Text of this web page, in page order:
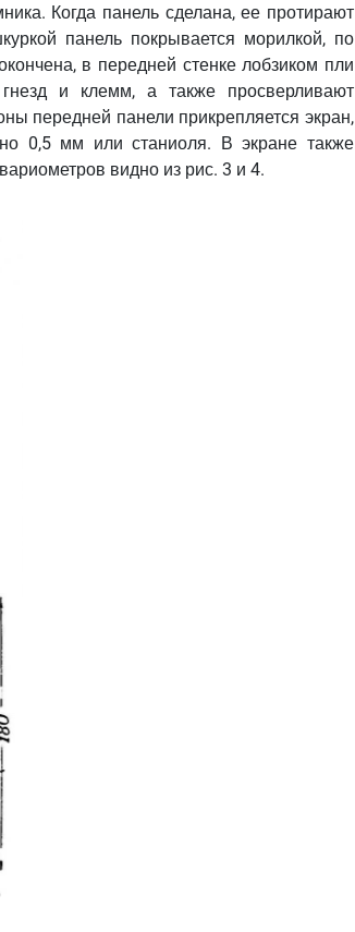
Когда панель сделана, ее протирают
панель покрывается морилкой, по
в передней стенке лобзиком пли
и клемм, а также просверливают
передней панели прикрепляется экран,
0,5 мм или станиоля. В экране также
видно из рис. 3 и 4.